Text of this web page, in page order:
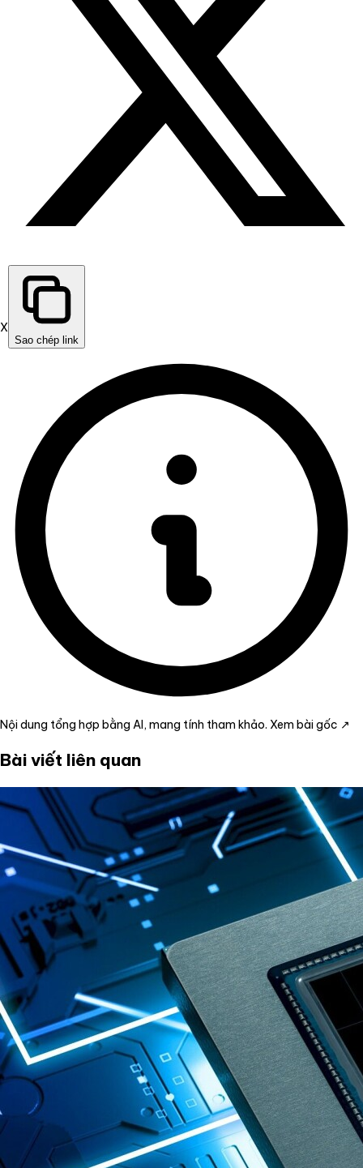
X
Sao chép link
Nội dung tổng hợp bằng AI, mang tính tham khảo. Xem bài gốc ↗
Bài viết liên quan